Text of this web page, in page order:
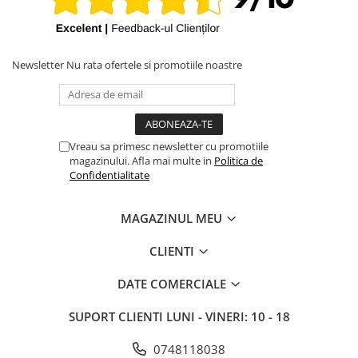
iPhone X
iPhone 8 Plus
iPhone 7 Plus
iPhone 7
iPhone 6s Plus
iPhone SE 2022 3rd
Housing iPhone
Newsletter Nu rata ofertele si promotiile noastre
Vreau sa primesc newsletter cu promotiile
magazinului. Afla mai multe in Politica de
Confidentialitate
MAGAZINUL MEU
CLIENTI
DATE COMERCIALE
SUPORT CLIENTI LUNI - VINERI: 10 - 18
0748118038